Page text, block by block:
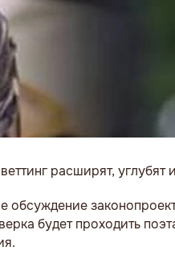
расширят, углубят
обсуждение
будет проходить